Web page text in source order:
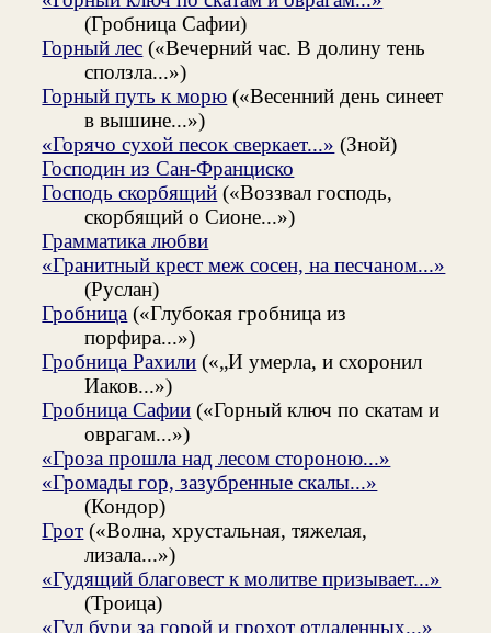
(Гробница Сафии)
Горный лес («Вечерний час. В долину тень
сползла...»)
Горный путь к морю («Весенний день синеет
в вышине...»)
«Горячо сухой песок сверкает...» (Зной)
Господин из Сан-Франциско
Господь скорбящий («Воззвал господь,
скорбящий о Сионе...»)
Грамматика любви
«Гранитный крест меж сосен, на песчаном...»
(Руслан)
Гробница («Глубокая гробница из
порфира...»)
Гробница Рахили («„И умерла, и схоронил
Иаков...»)
Гробница Сафии («Горный ключ по скатам и
оврагам...»)
«Гроза прошла над лесом стороною...»
«Громады гор, зазубренные скалы...»
(Кондор)
Грот («Волна, хрустальная, тяжелая,
лизала...»)
«Гудящий благовест к молитве призывает...»
(Троица)
«Гул бури за горой и грохот отдаленных...»